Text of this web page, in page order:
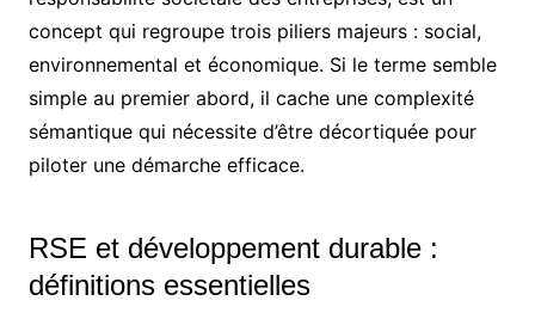
concept qui regroupe trois piliers majeurs : social,
environnemental et économique. Si le terme semble
simple au premier abord, il cache une complexité
sémantique qui nécessite d’être décortiquée pour
piloter une démarche efficace.
RSE et développement durable :
définitions essentielles